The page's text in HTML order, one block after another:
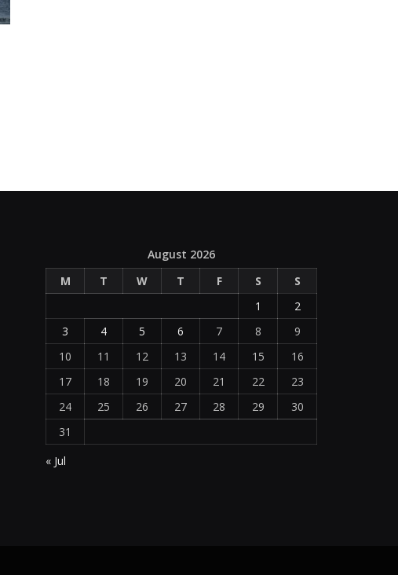
August 2026
M
T W T F S
S
1
2
3
4 5 6 7 8
9
10
11 12 13 14 15
16
17
18 19 20 21 22
23
24
25 26 27 28 29
30
31
« Jul